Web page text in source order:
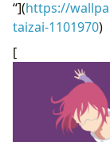
“](https://
taizai-1101970)
[